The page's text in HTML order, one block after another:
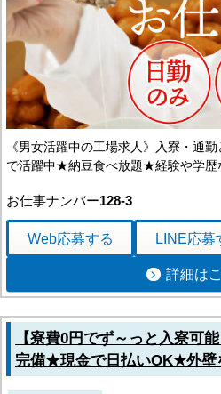
《男女活躍中の工場求人》入寮・通
で活躍中★納豆食べ放題★経験や学
お仕事ナンバー128-3
Web応募する LINE応募
詳細は
【寮費0円でず～っと入寮可
完備★現金で日払いOK★外